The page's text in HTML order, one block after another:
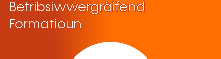
Betribsiwwergräifend
Formatioun